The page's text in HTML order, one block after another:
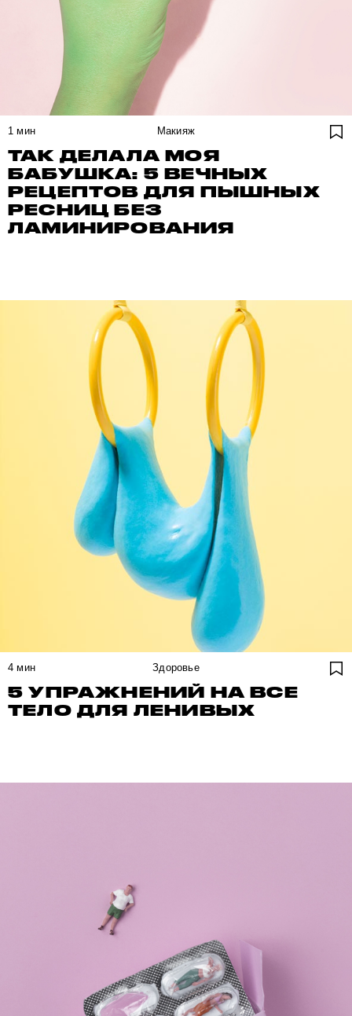
1 мин Макияж
ТАК ДЕЛАЛА МОЯ
БАБУШКА: 5 ВЕЧНЫХ
РЕЦЕПТОВ ДЛЯ ПЫШНЫХ
РЕСНИЦ БЕЗ
ЛАМИНИРОВАНИЯ
4 мин Здоровье
5 УПРАЖНЕНИЙ НА ВСЕ
ТЕЛО ДЛЯ ЛЕНИВЫХ